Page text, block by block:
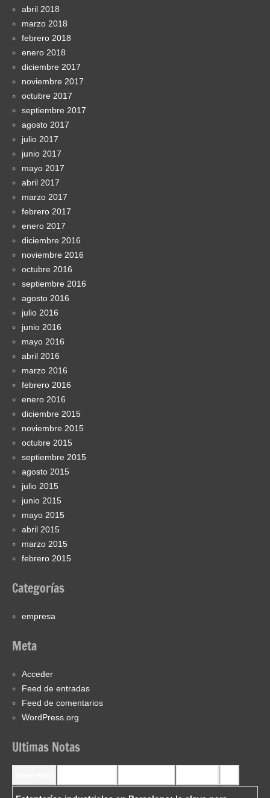
abril 2018
marzo 2018
febrero 2018
enero 2018
diciembre 2017
noviembre 2017
octubre 2017
septiembre 2017
agosto 2017
julio 2017
junio 2017
mayo 2017
abril 2017
marzo 2017
febrero 2017
enero 2017
diciembre 2016
noviembre 2016
octubre 2016
septiembre 2016
agosto 2016
julio 2016
junio 2016
mayo 2016
abril 2016
marzo 2016
febrero 2016
enero 2016
diciembre 2015
noviembre 2015
octubre 2015
septiembre 2015
agosto 2015
julio 2015
junio 2015
mayo 2015
abril 2015
marzo 2015
febrero 2015
Categorías
empresa
Meta
Acceder
Feed de entradas
Feed de comentarios
WordPress.org
Ultimas Notas